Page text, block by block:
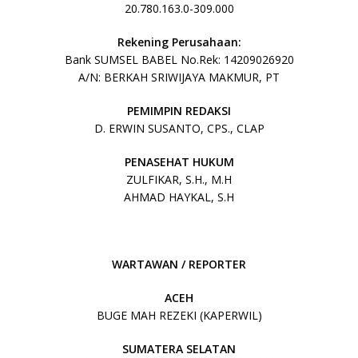
20.780.163.0-309.000
Rekening Perusahaan:
Bank SUMSEL BABEL No.Rek: 14209026920
A/N: BERKAH SRIWIJAYA MAKMUR, PT
PEMIMPIN REDAKSI
D. ERWIN SUSANTO, CPS., CLAP
PENASEHAT HUKUM
ZULFIKAR, S.H., M.H
AHMAD HAYKAL, S.H
WARTAWAN / REPORTER
ACEH
BUGE MAH REZEKI (KAPERWIL)
SUMATERA SELATAN